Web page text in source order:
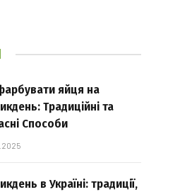
яйця на
Традиційні та
Способи
в Україні: традиції,